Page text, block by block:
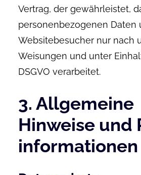
Vertrag, der gewährleistet,
personenbezogenen Daten
Websitebesucher nur nach
Weisungen und unter
DSGVO verarbeitet.
3. Allgemeine
Hinweise
informationen